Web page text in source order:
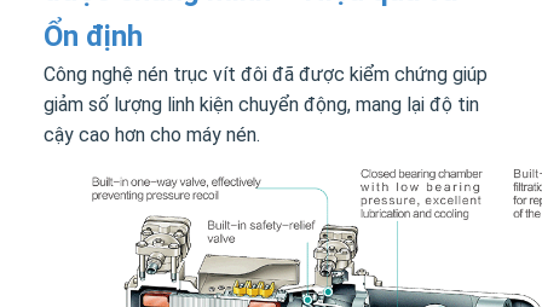
Ổn định
Công nghệ nén trục vít đôi đã được kiểm chứng giúp
giảm số lượng linh kiện chuyển động, mang lại độ tin
cậy cao hơn cho máy nén.